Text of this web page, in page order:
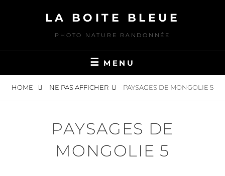
LA BOITE BLEUE
PHOTO NATURE RANDONNÉE
MENU
HOME NE PAS AFFICHER PAYSAGES DE MONGOLIE 5
PAYSAGES DE
MONGOLIE 5